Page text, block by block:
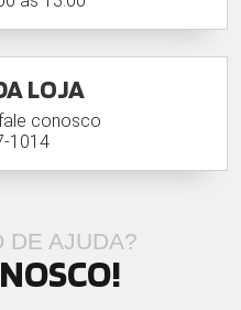
LOJA
conosco
1014
DE AJUDA?